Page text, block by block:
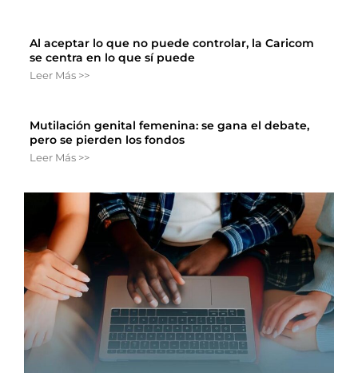
Al aceptar lo que no puede controlar, la Caricom
se centra en lo que sí puede
Leer Más >>
Mutilación genital femenina: se gana el debate,
pero se pierden los fondos
Leer Más >>